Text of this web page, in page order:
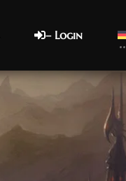
– Login